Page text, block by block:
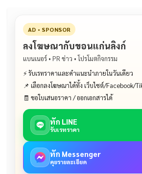
AD • SPONSOR
ลงโฆษณากับขอนแก่นลิงก์
แบนเนอร์ • PR ข่าว • โปรโมตกิจกรรม
⚡ รับเรทราคาและคำแนะนำภายในวันเดียว
📌 เลือกลงโฆษณาได้ทั้ง เว็บไซต์/Facebook/
🧾 ขอใบเสนอราคา / ออกเอกสารได้
ทัก LINE
รับเรทราคา
ทัก Messenger
คุยรายละเอียด